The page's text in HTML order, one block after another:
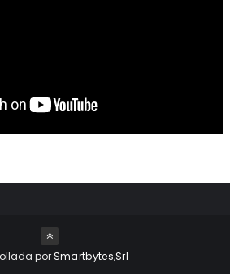
porSmartbytes,Srl